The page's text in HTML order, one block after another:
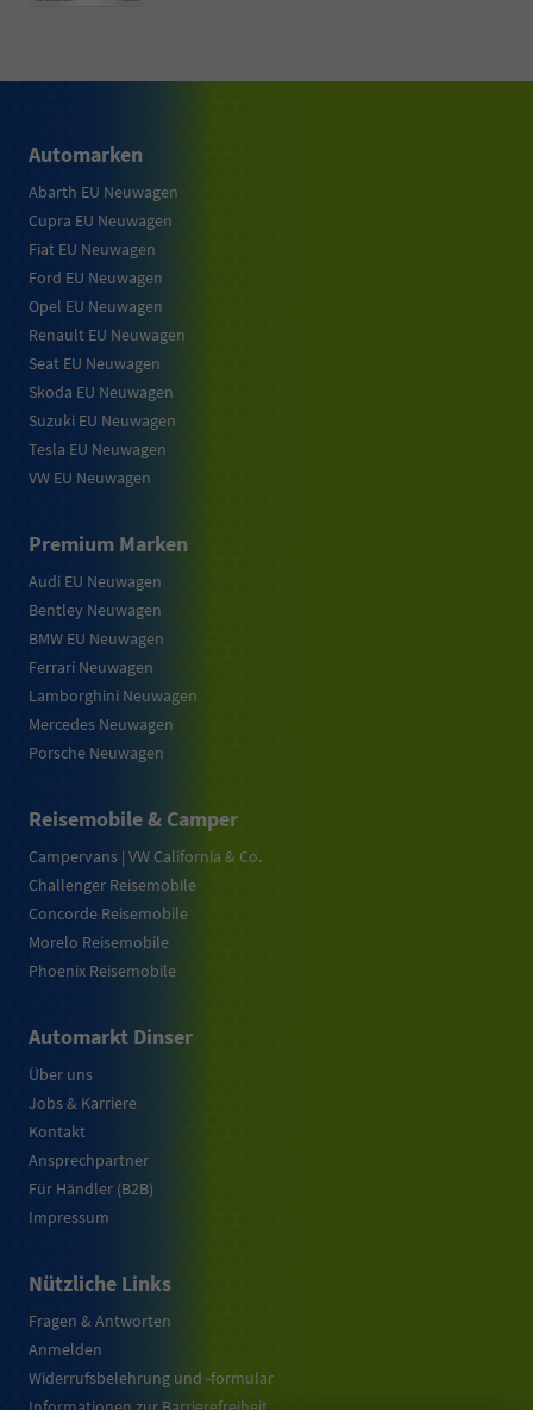
Automarken
Abarth EU Neuwagen
Cupra EU Neuwagen
Fiat EU Neuwagen
Ford EU Neuwagen
Opel EU Neuwagen
Renault EU Neuwagen
Seat EU Neuwagen
Skoda EU Neuwagen
Suzuki EU Neuwagen
Tesla EU Neuwagen
VW EU Neuwagen
Premium Marken
Audi EU Neuwagen
Bentley Neuwagen
BMW EU Neuwagen
Ferrari Neuwagen
Lamborghini Neuwagen
Mercedes Neuwagen
Porsche Neuwagen
Reisemobile & Camper
Campervans | VW California & Co.
Challenger Reisemobile
Concorde Reisemobile
Morelo Reisemobile
Phoenix Reisemobile
Automarkt Dinser
Über uns
Jobs & Karriere
Kontakt
Ansprechpartner
Für Händler (B2B)
Impressum
Nützliche Links
Fragen & Antworten
Anmelden
Widerrufsbelehrung und -formular